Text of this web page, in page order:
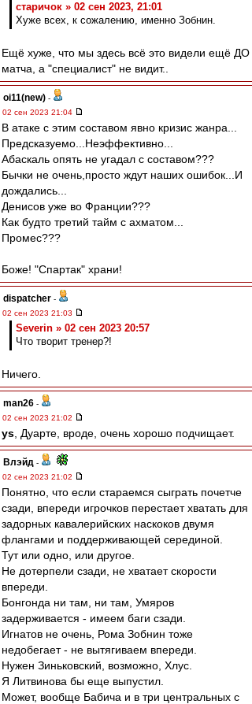
старичок » 02 сен 2023, 21:01
Хуже всех, к сожалению, именно Зобнин.
Ещё хуже, что мы здесь всё это видели ещё ДО
матча, а "специалист" не видит..
oi11(new) -
02 сен 2023 21:04
В атаке с этим составом явно кризис жанра...
Предсказуемо...Неэффективно...
Абаскаль опять не угадал с составом???
Бычки не очень,просто ждут наших ошибок...И
дождались...
Денисов уже во Франции???
Как будто третий тайм с ахматом...
Промес???
Боже! "Спартак" храни!
dispatcher -
02 сен 2023 21:03
Severin » 02 сен 2023 20:57
Что творит тренер?!
Ничего.
man26 -
02 сен 2023 21:02
ys , Дуарте, вроде, очень хорошо подчищает.
Влэйд -
02 сен 2023 21:02
Понятно, что если стараемся сыграть почетче
сзади, впереди игрочков перестает хватать для
задорных кавалерийских наскоков двумя
флангами и поддерживающей серединой.
Тут или одно, или другое.
Не дотерпели сзади, не хватает скорости
впереди.
Бонгонда ни там, ни там, Умяров
задерживается - имеем баги сзади.
Игнатов не очень, Рома Зобнин тоже
недобегает - не вытягиваем впереди.
Нужен Зиньковский, возможно, Хлус.
Я Литвинова бы еще выпустил.
Может, вообще Бабича и в три центральных с